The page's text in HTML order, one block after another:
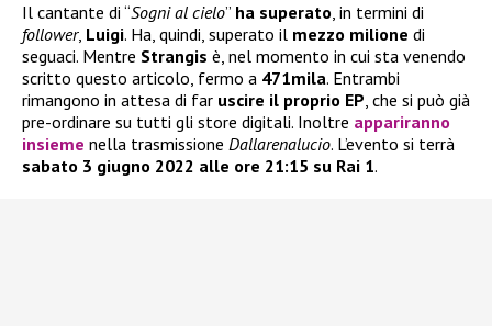
Il cantante di “Sogni al cielo” ha superato, in termini di
follower, Luigi. Ha, quindi, superato il mezzo milione di
seguaci. Mentre Strangis è, nel momento in cui sta venendo
scritto questo articolo, fermo a 471mila. Entrambi
rimangono in attesa di far uscire il proprio EP, che si può già
pre-ordinare su tutti gli store digitali. Inoltre appariranno
insieme nella trasmissione Dallarenalucio. L’evento si terrà
sabato 3 giugno 2022 alle ore 21:15 su Rai 1.